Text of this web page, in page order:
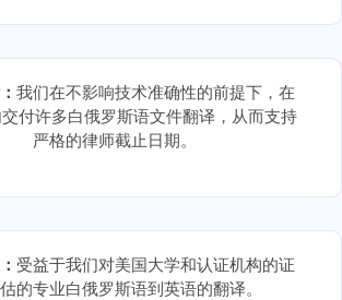
我们在不影响技术准确性的前提下，在
付许多白俄罗斯语文件翻译，从而支持
严格的律师截止日期。
受益于我们对美国大学和认证机构的证
的专业白俄罗斯语到英语的翻译。